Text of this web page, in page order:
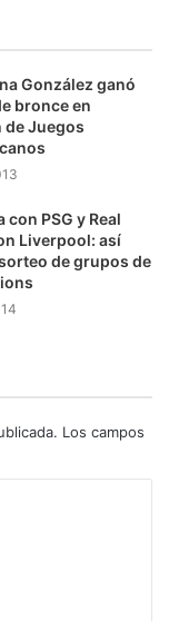
González ganó
bronce en
de Juegos
con PSG y Real
Liverpool: así
de grupos de
Los campos